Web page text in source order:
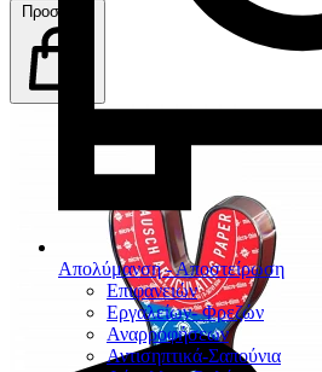
Απολύμανση - Αποστείρωση
Επιφανειών
Εργαλείων- Φρεζών
Αναρροφήσεων
Αντισηπτικά-Σαπούνια
Προσθήκη